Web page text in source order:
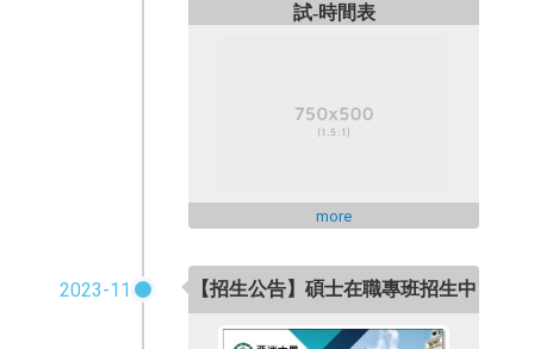
試-時間表
more
2023-11 【招生公告】碩士在職專班招生中